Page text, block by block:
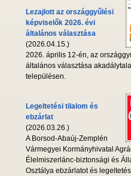
Lezajlott az országgyűlési
képviselők 2026. évi
általános választása
(2026.04.15.)
2026. április 12-én, az
általános választása
településen.
Legeltetési tilalom és
ebzárlat
(2026.03.26.)
A Borsod-Abaúj-Zemplén
Vármegyei Kormányhivatal
Élelmiszerlánc-biztonsági és
Osztálya ebzárlatot és